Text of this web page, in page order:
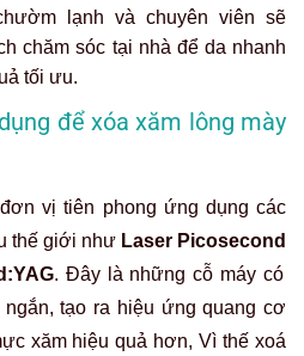
lạnh và chuyên viên sẽ
chăm sóc tại nhà để da nhanh
tối ưu.
để xóa xăm lông mày
vị tiên phong ứng dụng các
thế giới như Laser Picosecond
. Đây là những cỗ máy có
tạo ra hiệu ứng quang cơ
xăm hiệu quả hơn, Vì thế xoá